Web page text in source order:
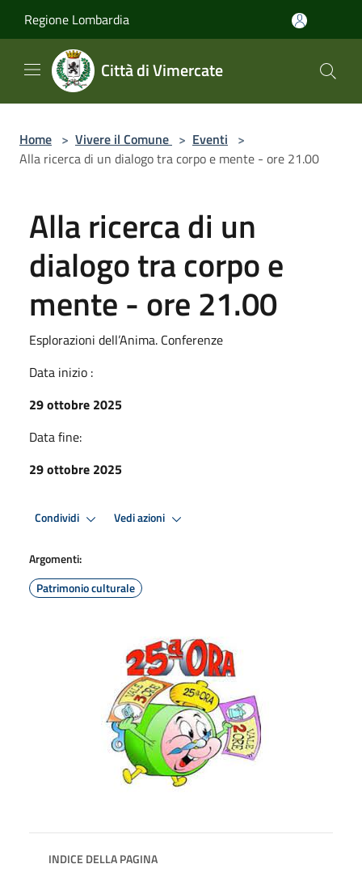
Regione Lombardia
Città di Vimercate
Home > Vivere il Comune > Eventi >
Alla ricerca di un dialogo tra corpo e mente - ore 21.00
Alla ricerca di un
dialogo tra corpo e
mente - ore 21.00
Esplorazioni dell’Anima. Conferenze
Data inizio :
29 ottobre 2025
Data fine:
29 ottobre 2025
Condividi Vedi azioni
Argomenti:
Patrimonio culturale
INDICE DELLA PAGINA